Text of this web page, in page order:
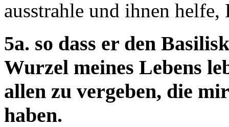
ausstrahle und ihnen
5a. so dass er den
Wurzel meines Lebens
allen zu vergeben, die
haben.